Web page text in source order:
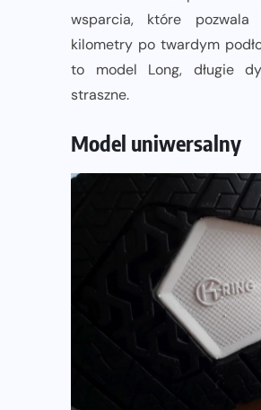
wsparcia, które pozwala
kilometry po twardym
to model Long, długie
straszne.
Model uniwersalny